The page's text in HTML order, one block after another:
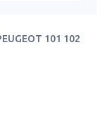
101 102